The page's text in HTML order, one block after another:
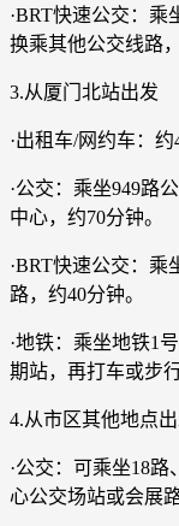
·BRT快速公交：
换乘其他公交线路
3.从厦门北站出发
·出租车/网约车：约
·公交：乘坐949路
中心，约70分钟。
·BRT快速公交：
路，约40分钟。
·地铁：乘坐地铁1
期站，再打车或步
4.从市区其他地点
·公交：可乘坐18
心公交场站或会展